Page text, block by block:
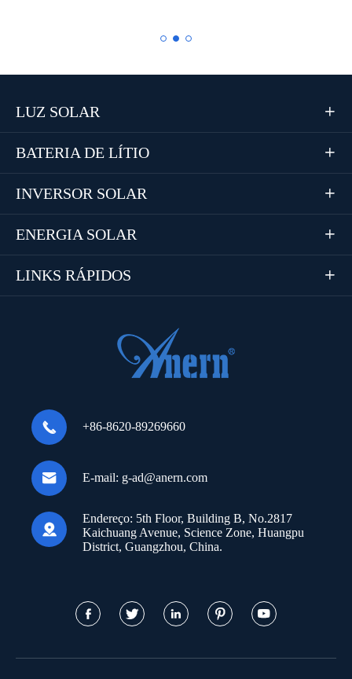
LUZ SOLAR 
BATERIA DE LÍTIO 
INVERSOR SOLAR 
ENERGIA SOLAR 
LINKS RÁPIDOS 
 +86-8620-89269660
 E-mail: g-ad@anern.com

Endereço: 5th Floor, Building B, No.2817
Kaichuang Avenue, Science Zone, Huangpu
District, Guangzhou, China.
    